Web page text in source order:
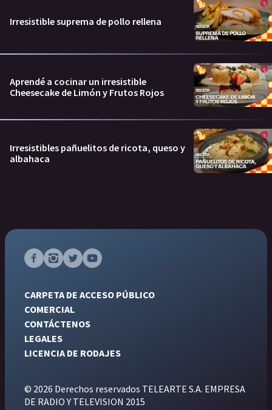
Irresistible suprema de pollo rellena
Aprendé a cocinar un irresistible
Cheesecake de Limón y Frutos Rojos
Irresistibles pañuelitos de ricota, queso y
albahaca
CARPETA DE ACCESO PÚBLICO
COMERCIAL
CONTÁCTENOS
LEGALES
LICENCIA DE RODAJES
© 2026 Derechos reservados TELEARTE S.A. EMPRESA
DE RADIO Y TELEVISION 2015